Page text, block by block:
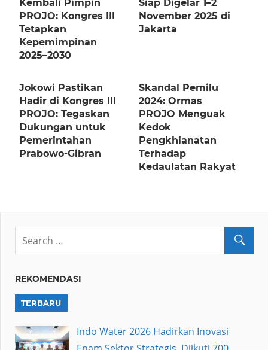
Kembali Pimpin
PROJO: Kongres III
Tetapkan
Kepemimpinan
2025–2030
Siap Digelar 1–2
November 2025 di
Jakarta
Jokowi Pastikan
Hadir di Kongres III
PROJO: Tegaskan
Dukungan untuk
Pemerintahan
Prabowo-Gibran
Skandal Pemilu
2024: Ormas
PROJO Menguak
Kedok
Pengkhianatan
Terhadap
Kedaulatan Rakyat
REKOMENDASI
TERBARU
Indo Water 2026 Hadirkan Inovasi